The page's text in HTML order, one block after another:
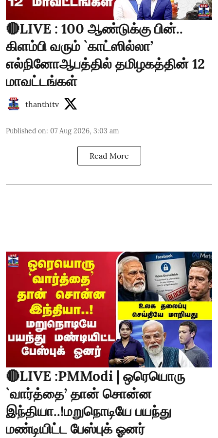
🔴LIVE : 100 ஆண்டுக்கு பின்..
கிளம்பி வரும் `காட்ஸில்லா’
எல்நினோஆபத்தில் தமிழகத்தின் 12
மாவட்டங்கள்
thanthitv
Published on: 07 Aug 2026, 3:03 am
Read More
🔴LIVE :PMModi | ஒரெயொரு
`வார்த்தை’ தான் சொன்ன
இந்தியா..!மறுநொடியே பயந்து
மண்டியிட்ட பேஸ்புக் ஓனர்